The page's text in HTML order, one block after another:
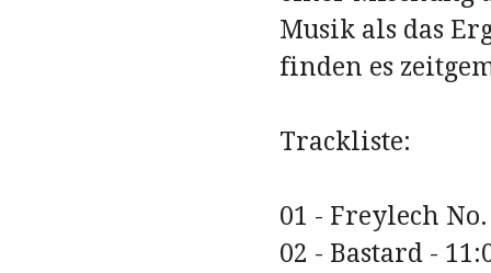
Musik als das
finden es
Trackliste:
01 - Freylech
02 - Bastard -